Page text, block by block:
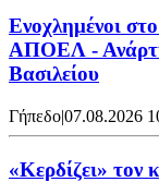
Ενοχλημένοι
ΑΠΟΕΛ -
Βασιλείου
Γήπεδο|07.08.2026
«Κερδίζει» τον